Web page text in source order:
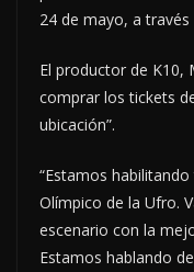
24 de mayo, a
El productor de K10,
comprar los tickets
ubicación”.
“Estamos
Olímpico de la Ufro.
escenario con la
Estamos hablando